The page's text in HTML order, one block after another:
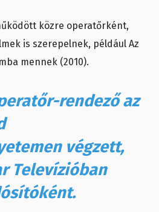
közre operatőrként,
is szerepelnek, például Az
mennek (2010).
rendező az
végzett,
Televízióban